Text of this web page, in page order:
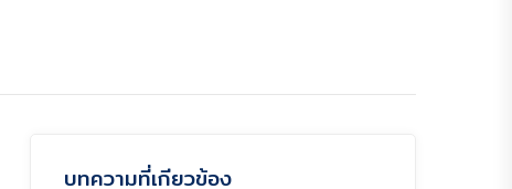
บทความที่เกียวข้อง